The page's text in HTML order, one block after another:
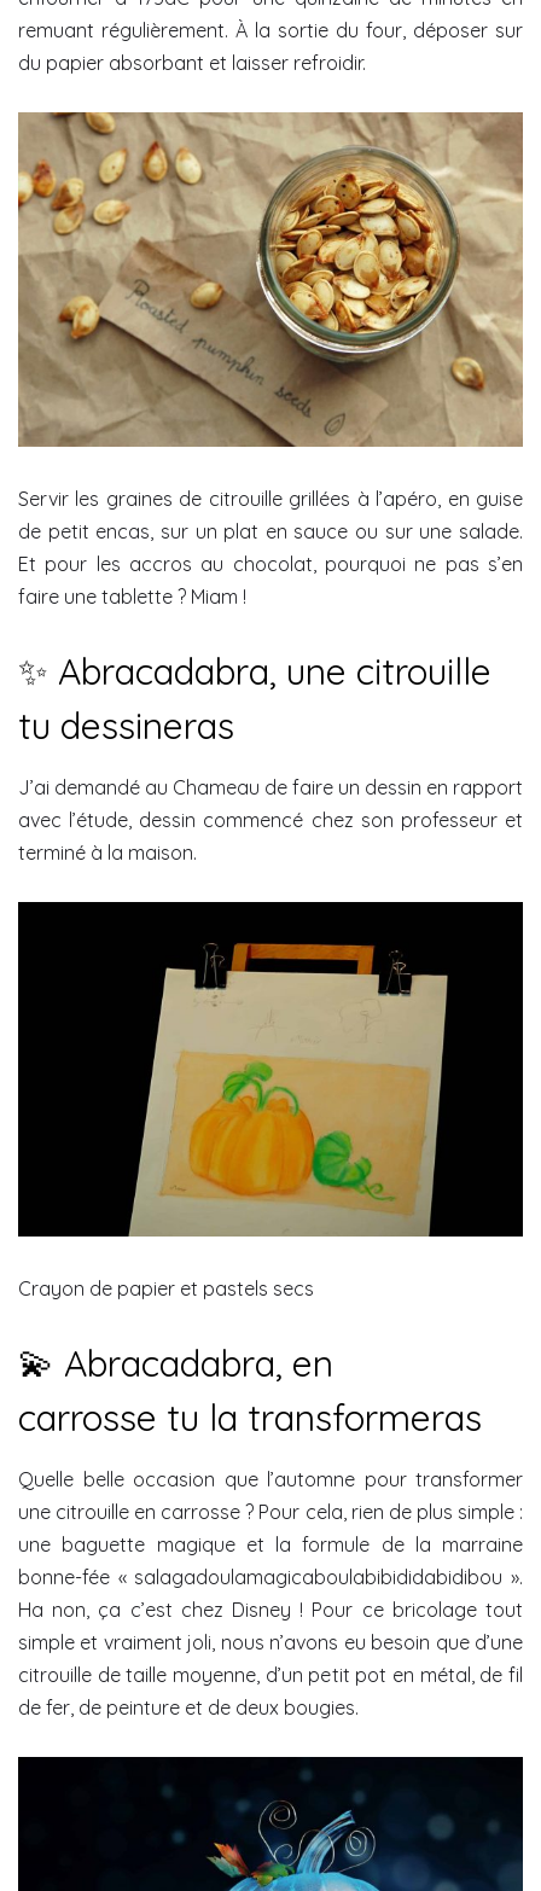
remuant régulièrement. À la sortie du four, déposer sur
du papier absorbant et laisser refroidir.
Servir les graines de citrouille grillées à l’apéro, en guise
de petit encas, sur un plat en sauce ou sur une salade.
Et pour les accros au chocolat, pourquoi ne pas s’en
faire une tablette ? Miam !
✨ Abracadabra, une citrouille
tu dessineras
J’ai demandé au Chameau de faire un dessin en rapport
avec l’étude, dessin commencé chez son professeur et
terminé à la maison.
Crayon de papier et pastels secs
💫 Abracadabra, en
carrosse tu la transformeras
Quelle belle occasion que l’automne pour transformer
une citrouille en carrosse ? Pour cela, rien de plus simple :
une baguette magique et la formule de la marraine
bonne-fée « salagadoulamagicaboulabibididabidibou ».
Ha non, ça c’est chez Disney ! Pour ce bricolage tout
simple et vraiment joli, nous n’avons eu besoin que d’une
citrouille de taille moyenne, d’un petit pot en métal, de fil
de fer, de peinture et de deux bougies.